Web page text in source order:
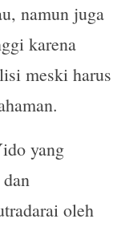
namun juga
karena
meski harus
yang
oleh